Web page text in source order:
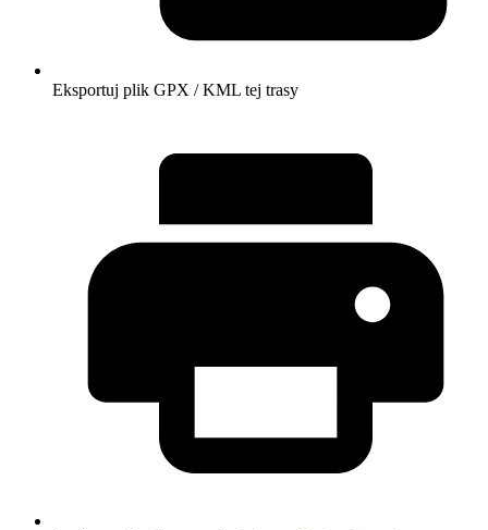
Eksportuj plik GPX / KML tej trasy